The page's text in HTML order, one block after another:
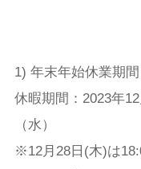
1) 年末年始休業期間
休暇期間：2023年
（水）
※12月28日(木)は